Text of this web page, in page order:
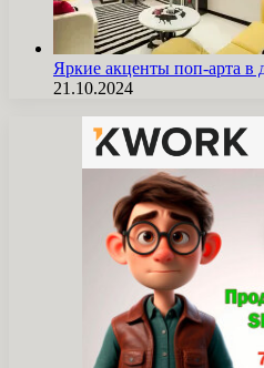
Яркие акценты поп-арта в
21.10.2024